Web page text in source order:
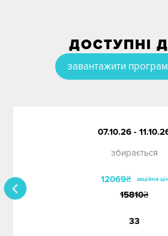
ДОСТУПНІ
завантажити
07.10.26 -
збирається
12069₴ акційна
15810₴
33